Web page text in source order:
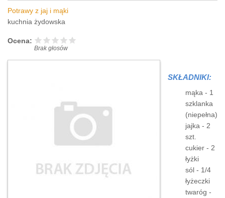
Potrawy z jaj i mąki
kuchnia żydowska
Ocena:
Brak głosów
SKŁADNIKI:
mąka - 1
szklanka
(niepełna)
jajka - 2
szt.
cukier - 2
łyżki
sól - 1/4
łyżeczki
twaróg -